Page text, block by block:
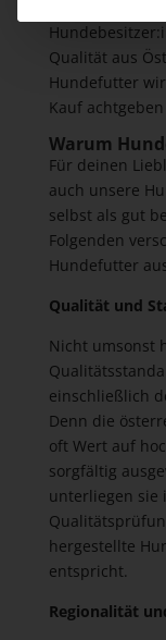
Qualität aus
Hundefutter
Kauf
Warum
Für deinen
auch unsere
selbst als gut
Folgenden
Hundefutter
Qualität und
Nicht umsonst
einschließlich
Denn die
oft Wert auf
sorgfältig
unterliegen sie
hergestellte
entspricht.
Regionalität